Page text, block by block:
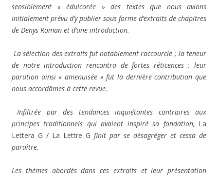
sensiblement « édulcorée » des textes que nous avions
initialement prévu d’y publier sous forme d’extraits de chapitres
de Denys Roman et d’une introduction.
La sélection des extraits fut notablement raccourcie ; la teneur
de notre introduction rencontra de fortes réticences : leur
parution ainsi « amenuisée » fut la dernière contribution que
nous accordâmes à cette revue.
Infiltrée par des tendances inquiétantes contraires aux
principes traditionnels qui avaient inspiré sa fondation, La
Lettera G / La Lettre G finit par se désagréger et cessa de
paraître.
Les thèmes abordés dans ces extraits et leur présentation